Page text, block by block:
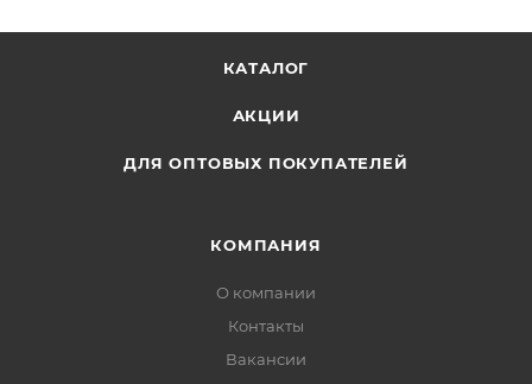
КАТАЛОГ
АКЦИИ
ДЛЯ ОПТОВЫХ ПОКУПАТЕЛЕЙ
КОМПАНИЯ
О компании
Контакты
Вакансии